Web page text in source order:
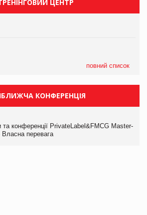
ЦЕНТР
повний список
КОНФЕРЕНЦІЯ
та конференції PrivateLabel&FMCG Master-
перевага